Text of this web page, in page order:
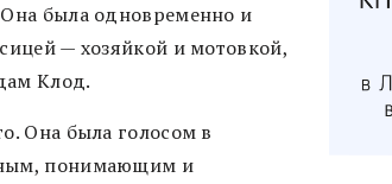
была одновременно и
— хозяйкой и мотовкой,
Клод.
Она была голосом в
понимающим и